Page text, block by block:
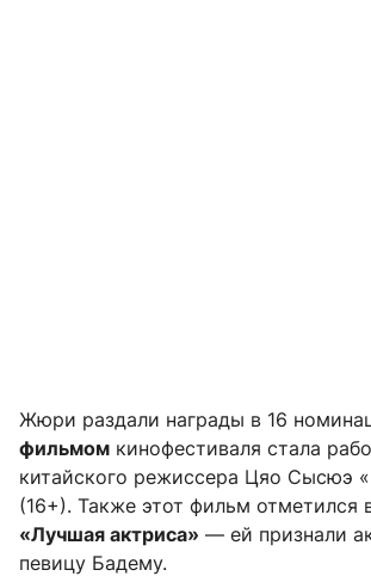
Жюри раздали награды в 16
фильмом кинофестиваля стала
китайского режиссера Цяо Сысюэ
(16+). Также этот фильм отметился
«Лучшая актриса» — ей признали
певицу Бадему.